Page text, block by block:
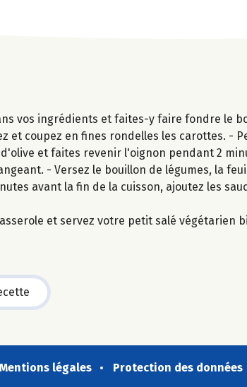
vos ingrédients et faites-y faire fondre le
et coupez en fines rondelles les carottes. -
d'olive et faites revenir l'oignon pendant 2
- Versez le bouillon de légumes, la
avant la fin de la cuisson, ajoutez les
et servez votre petit salé végétarien
Mentions légales Protection des données